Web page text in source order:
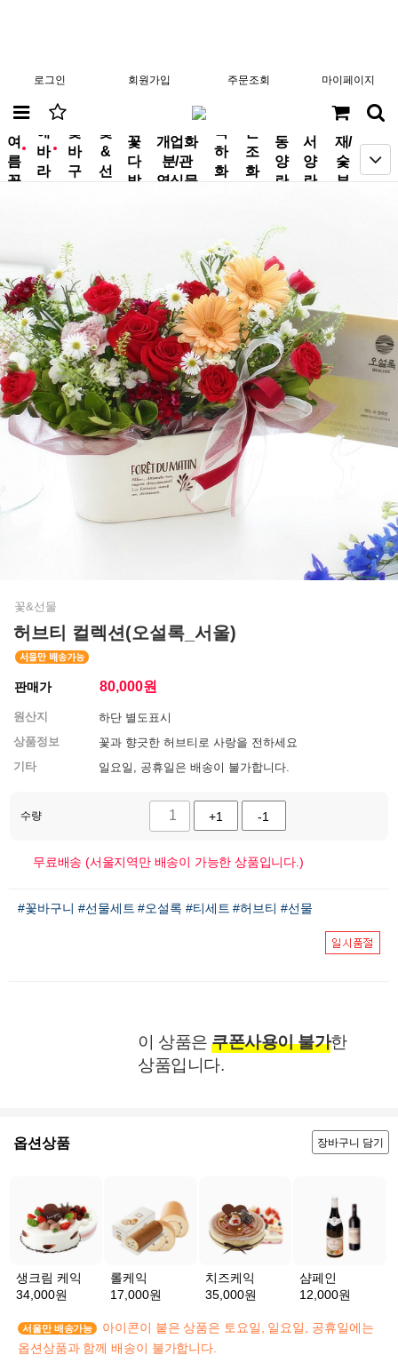
로그인 회원가입 주문조회 마이페이지
new
여
름
꽃
new
해
바
라
꽃
바
구
꽃
&
선
꽃
다
발
개업화
분/관
엽식물
축
하
화
근
조
화
동
양
란
서
양
란
분
재/
숯
부
꽃&선물
허브티 컬렉션(오설록_서울)
판매가 80,000원
원산지
하단 별도표시
상품정보
꽃과 향긋한 허브티로 사랑을 전하세요
기타
일요일, 공휴일은 배송이 불가합니다.
수량 +1 -1
무료배송 (서울지역만 배송이 가능한 상품입니다.)
#꽃바구니 #선물세트 #오설록 #티세트 #허브티 #선물
이 상품은 쿠폰사용이 불가한
상품입니다.
옵션상품 장바구니 담기
생크림 케익
34,000원
롤케익
17,000원
치즈케익
35,000원
샴페인
12,000원
서울만 배송가능
아이콘이 붙은 상품은 토요일, 일요일, 공휴일에는
옵션상품과 함께 배송이 불가합니다.